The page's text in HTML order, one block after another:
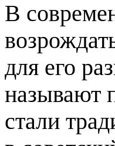
В
для его
называют
стали